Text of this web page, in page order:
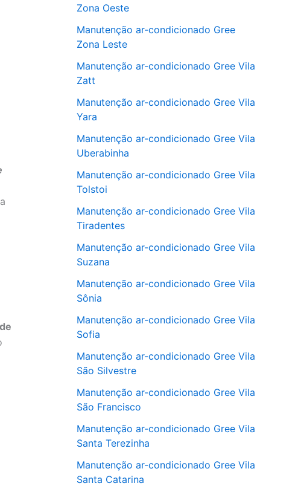
Zona Oeste
Manutenção ar-condicionado Gree
Zona Leste
Manutenção ar-condicionado Gree Vila
Zatt
Manutenção ar-condicionado Gree Vila
Yara
Manutenção ar-condicionado Gree Vila
Uberabinha
Manutenção ar-condicionado Gree Vila
Tolstoi
Manutenção ar-condicionado Gree Vila
Tiradentes
Manutenção ar-condicionado Gree Vila
Suzana
Manutenção ar-condicionado Gree Vila
Sônia
Manutenção ar-condicionado Gree Vila
Sofia
Manutenção ar-condicionado Gree Vila
São Silvestre
Manutenção ar-condicionado Gree Vila
São Francisco
Manutenção ar-condicionado Gree Vila
Santa Terezinha
Manutenção ar-condicionado Gree Vila
Santa Catarina